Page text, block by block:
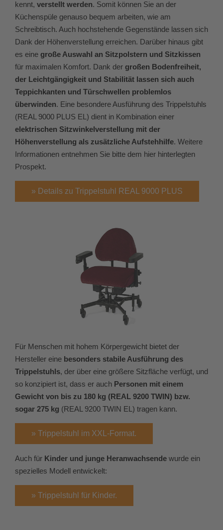
kennt, verstellt werden. Somit können Sie an der
Küchenspüle genauso bequem arbeiten, wie am
Schreibtisch. Auch hochstehende Gegenstände lassen sich
Dank der Höhenverstellung erreichen. Darüber hinaus gibt
es eine große Auswahl an Sitzpolstern und Sitzkissen
für maximalen Komfort. Dank der großen Bodenfreiheit,
der Leichtgängigkeit und Stabilität lassen sich auch
Teppichkanten und Türschwellen problemlos
überwinden. Eine besondere Ausführung des Trippelstuhls
(REAL 9000 PLUS EL) dient in Kombination einer
elektrischen Sitzwinkelverstellung mit der
Höhenverstellung als zusätzliche Aufstehhilfe. Weitere
Informationen entnehmen Sie bitte dem hier hinterlegten
Prospekt.
» Details zu Trippelstuhl REAL 9000 PLUS
Für Menschen mit hohem Körpergewicht bietet der
Hersteller eine besonders stabile Ausführung des
Trippelstuhls, der über eine größere Sitzfläche verfügt, und
so konzipiert ist, dass er auch Personen mit einem
Gewicht von bis zu 180 kg (REAL 9200 TWIN) bzw.
sogar 275 kg (REAL 9200 TWIN EL) tragen kann.
» Trippelstuhl im XXL-Format.
Auch für Kinder und junge Heranwachsende wurde ein
spezielles Modell entwickelt:
» Trippelstuhl für Kinder.